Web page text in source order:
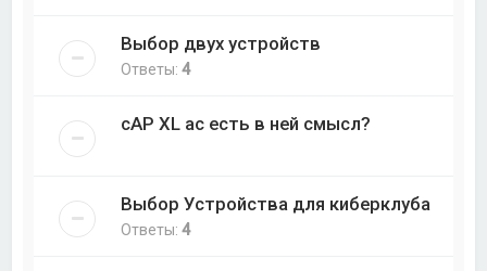
Выбор двух устройств
Ответы:4
cAP XL ac есть в ней смысл?
Выбор Устройства для киберклуба
Ответы:4